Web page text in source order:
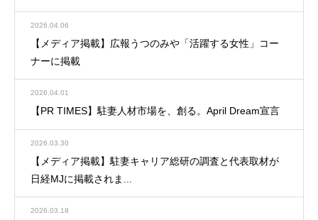
2026.04.06
【メディア掲載】広報うつのみや「活躍する女性」コー
ナーに掲載
2026.04.01
【PR TIMES】駐妻人材市場を、創る。April Dream宣言
2026.03.30
【メディア掲載】駐妻キャリア総研の調査と代表取材が
日経MJに掲載されま...
2026.03.18